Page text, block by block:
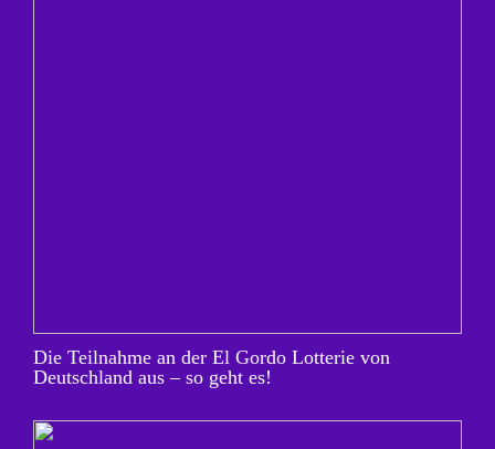
Die Teilnahme an der El Gordo Lotterie von
Deutschland aus – so geht es!